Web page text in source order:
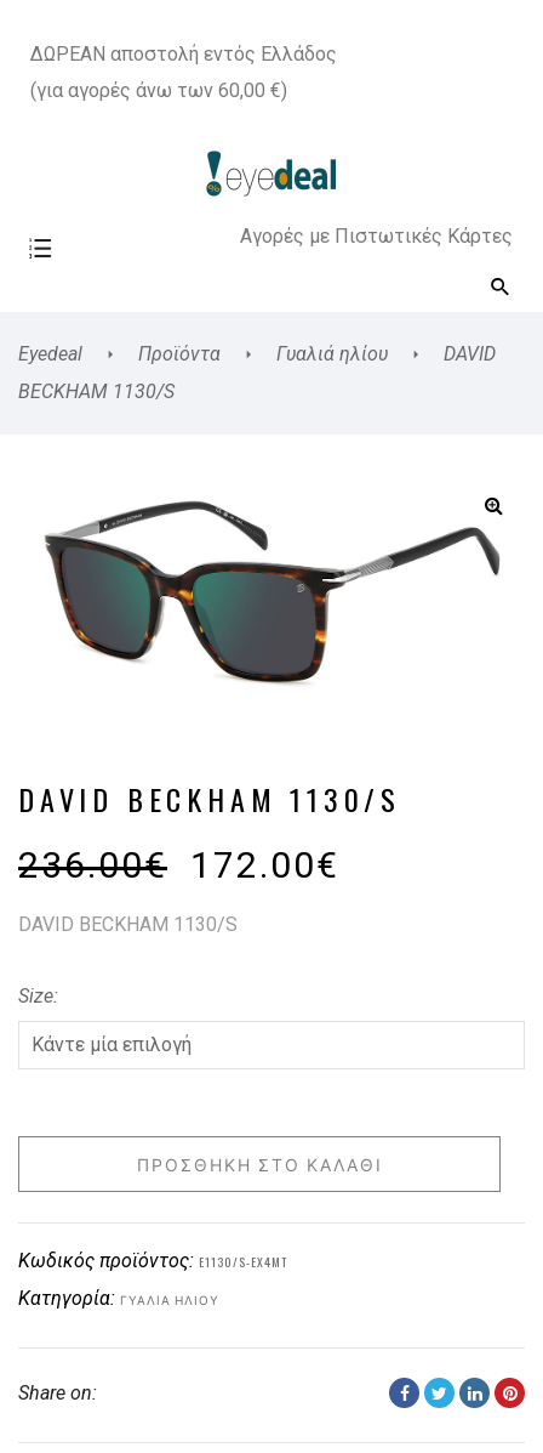
ΔΩΡΕΑΝ αποστολή εντός Ελλάδος
(για αγορές άνω των 60,00 €)
Αγορές με Πιστωτικές Κάρτες
Eyedeal Προϊόντα Γυαλιά ηλίου
DAVID
BECKHAM 1130/S
DAVID BECKHAM 1130/S
236.00€ 172.00€
DAVID BECKHAM 1130/S
Size
ΠΡΟΣΘΉΚΗ ΣΤΟ ΚΑΛΆΘΙ
Κωδικός προϊόντος: E1130/S-EX4MT
Κατηγορία: ΓΥΑΛΙΆ ΗΛΊΟΥ
Share on: